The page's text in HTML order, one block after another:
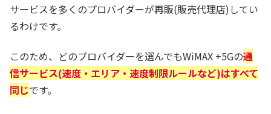
サービスを多くのプロバイダーが再販(販売代理店)してい
るわけです。
このため、どのプロバイダーを選んでもWiMAX +5Gの通
信サービス(速度・エリア・速度制限ルールなど)はすべて
同じです。